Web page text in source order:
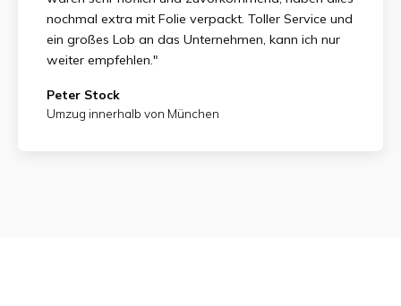
nochmal extra mit Folie verpackt. Toller Service und
ein großes Lob an das Unternehmen, kann ich nur
weiter empfehlen."
Peter Stock
Umzug innerhalb von München